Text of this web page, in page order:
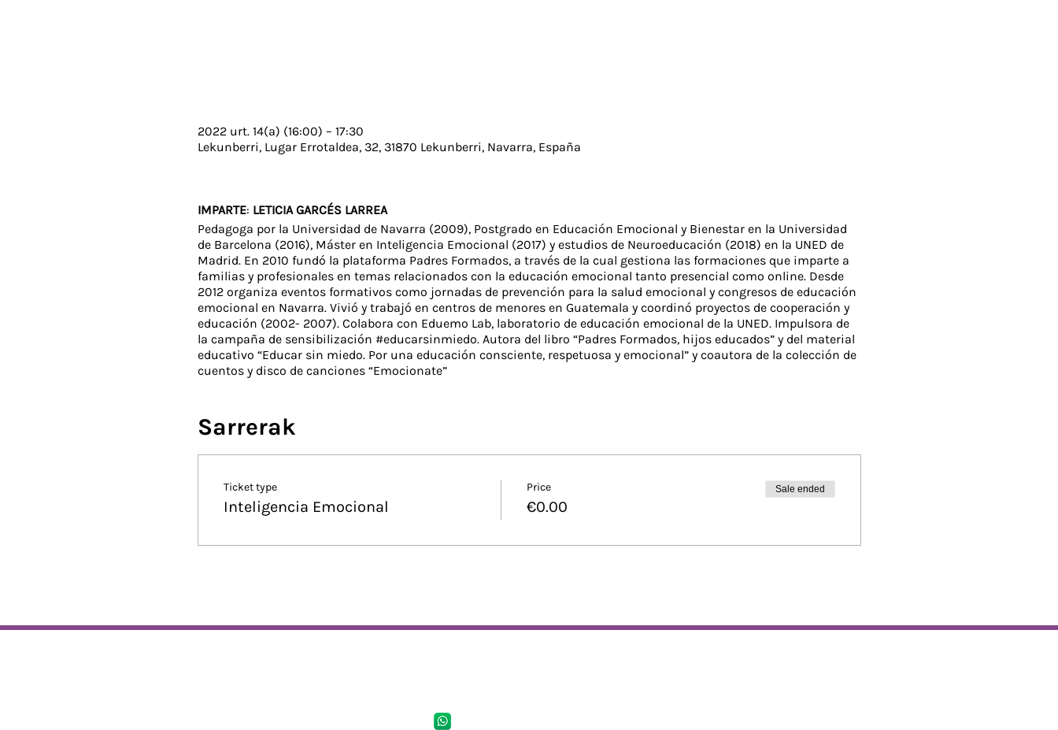
2022 urt. 14(a) (16:00) – 17:30
Lekunberri, Lugar Errotaldea, 32, 31870 Lekunberri, Navarra, España
IMPARTE: LETICIA GARCÉS LARREA
Pedagoga por la Universidad de Navarra (2009), Postgrado en Educación Emocional y Bienestar en la Universidad
de Barcelona (2016), Máster en Inteligencia Emocional (2017) y estudios de Neuroeducación (2018) en la UNED de
Madrid. En 2010 fundó la plataforma Padres Formados, a través de la cual gestiona las formaciones que imparte a
familias y profesionales en temas relacionados con la educación emocional tanto presencial como online. Desde
2012 organiza eventos formativos como jornadas de prevención para la salud emocional y congresos de educación
emocional en Navarra. Vivió y trabajó en centros de menores en Guatemala y coordinó proyectos de cooperación y
educación (2002- 2007). Colabora con Eduemo Lab, laboratorio de educación emocional de la UNED. Impulsora de
la campaña de sensibilización #educarsinmiedo. Autora del libro “Padres Formados, hijos educados” y del material
educativo “Educar sin miedo. Por una educación consciente, respetuosa y emocional” y coautora de la colección de
cuentos y disco de canciones “Emocionate”
Sarrerak
Ticket type
Inteligencia Emocional
Price
€0.00
Sale ended